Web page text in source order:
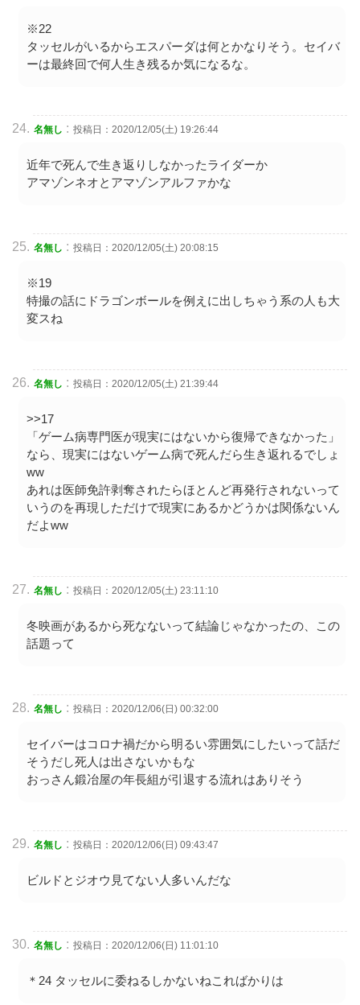
※22
タッセルがいるからエスパーダは何とかなりそう。セイバ
ーは最終回で何人生き残るか気になるな。
名無し : 投稿日：2020/12/05(土) 19:26:44
近年で死んで生き返りしなかったライダーか
アマゾンネオとアマゾンアルファかな
名無し : 投稿日：2020/12/05(土) 20:08:15
※19
特撮の話にドラゴンボールを例えに出しちゃう系の人も大
変スね
名無し : 投稿日：2020/12/05(土) 21:39:44
>>17
「ゲーム病専門医が現実にはないから復帰できなかった」
なら、現実にはないゲーム病で死んだら生き返れるでしょ
ww
あれは医師免許剥奪されたらほとんど再発行されないって
いうのを再現しただけで現実にあるかどうかは関係ないん
だよww
名無し : 投稿日：2020/12/05(土) 23:11:10
冬映画があるから死なないって結論じゃなかったの、この
話題って
名無し : 投稿日：2020/12/06(日) 00:32:00
セイバーはコロナ禍だから明るい雰囲気にしたいって話だ
そうだし死人は出さないかもな
おっさん鍛冶屋の年長組が引退する流れはありそう
名無し : 投稿日：2020/12/06(日) 09:43:47
ビルドとジオウ見てない人多いんだな
名無し : 投稿日：2020/12/06(日) 11:01:10
＊24 タッセルに委ねるしかないねこればかりは